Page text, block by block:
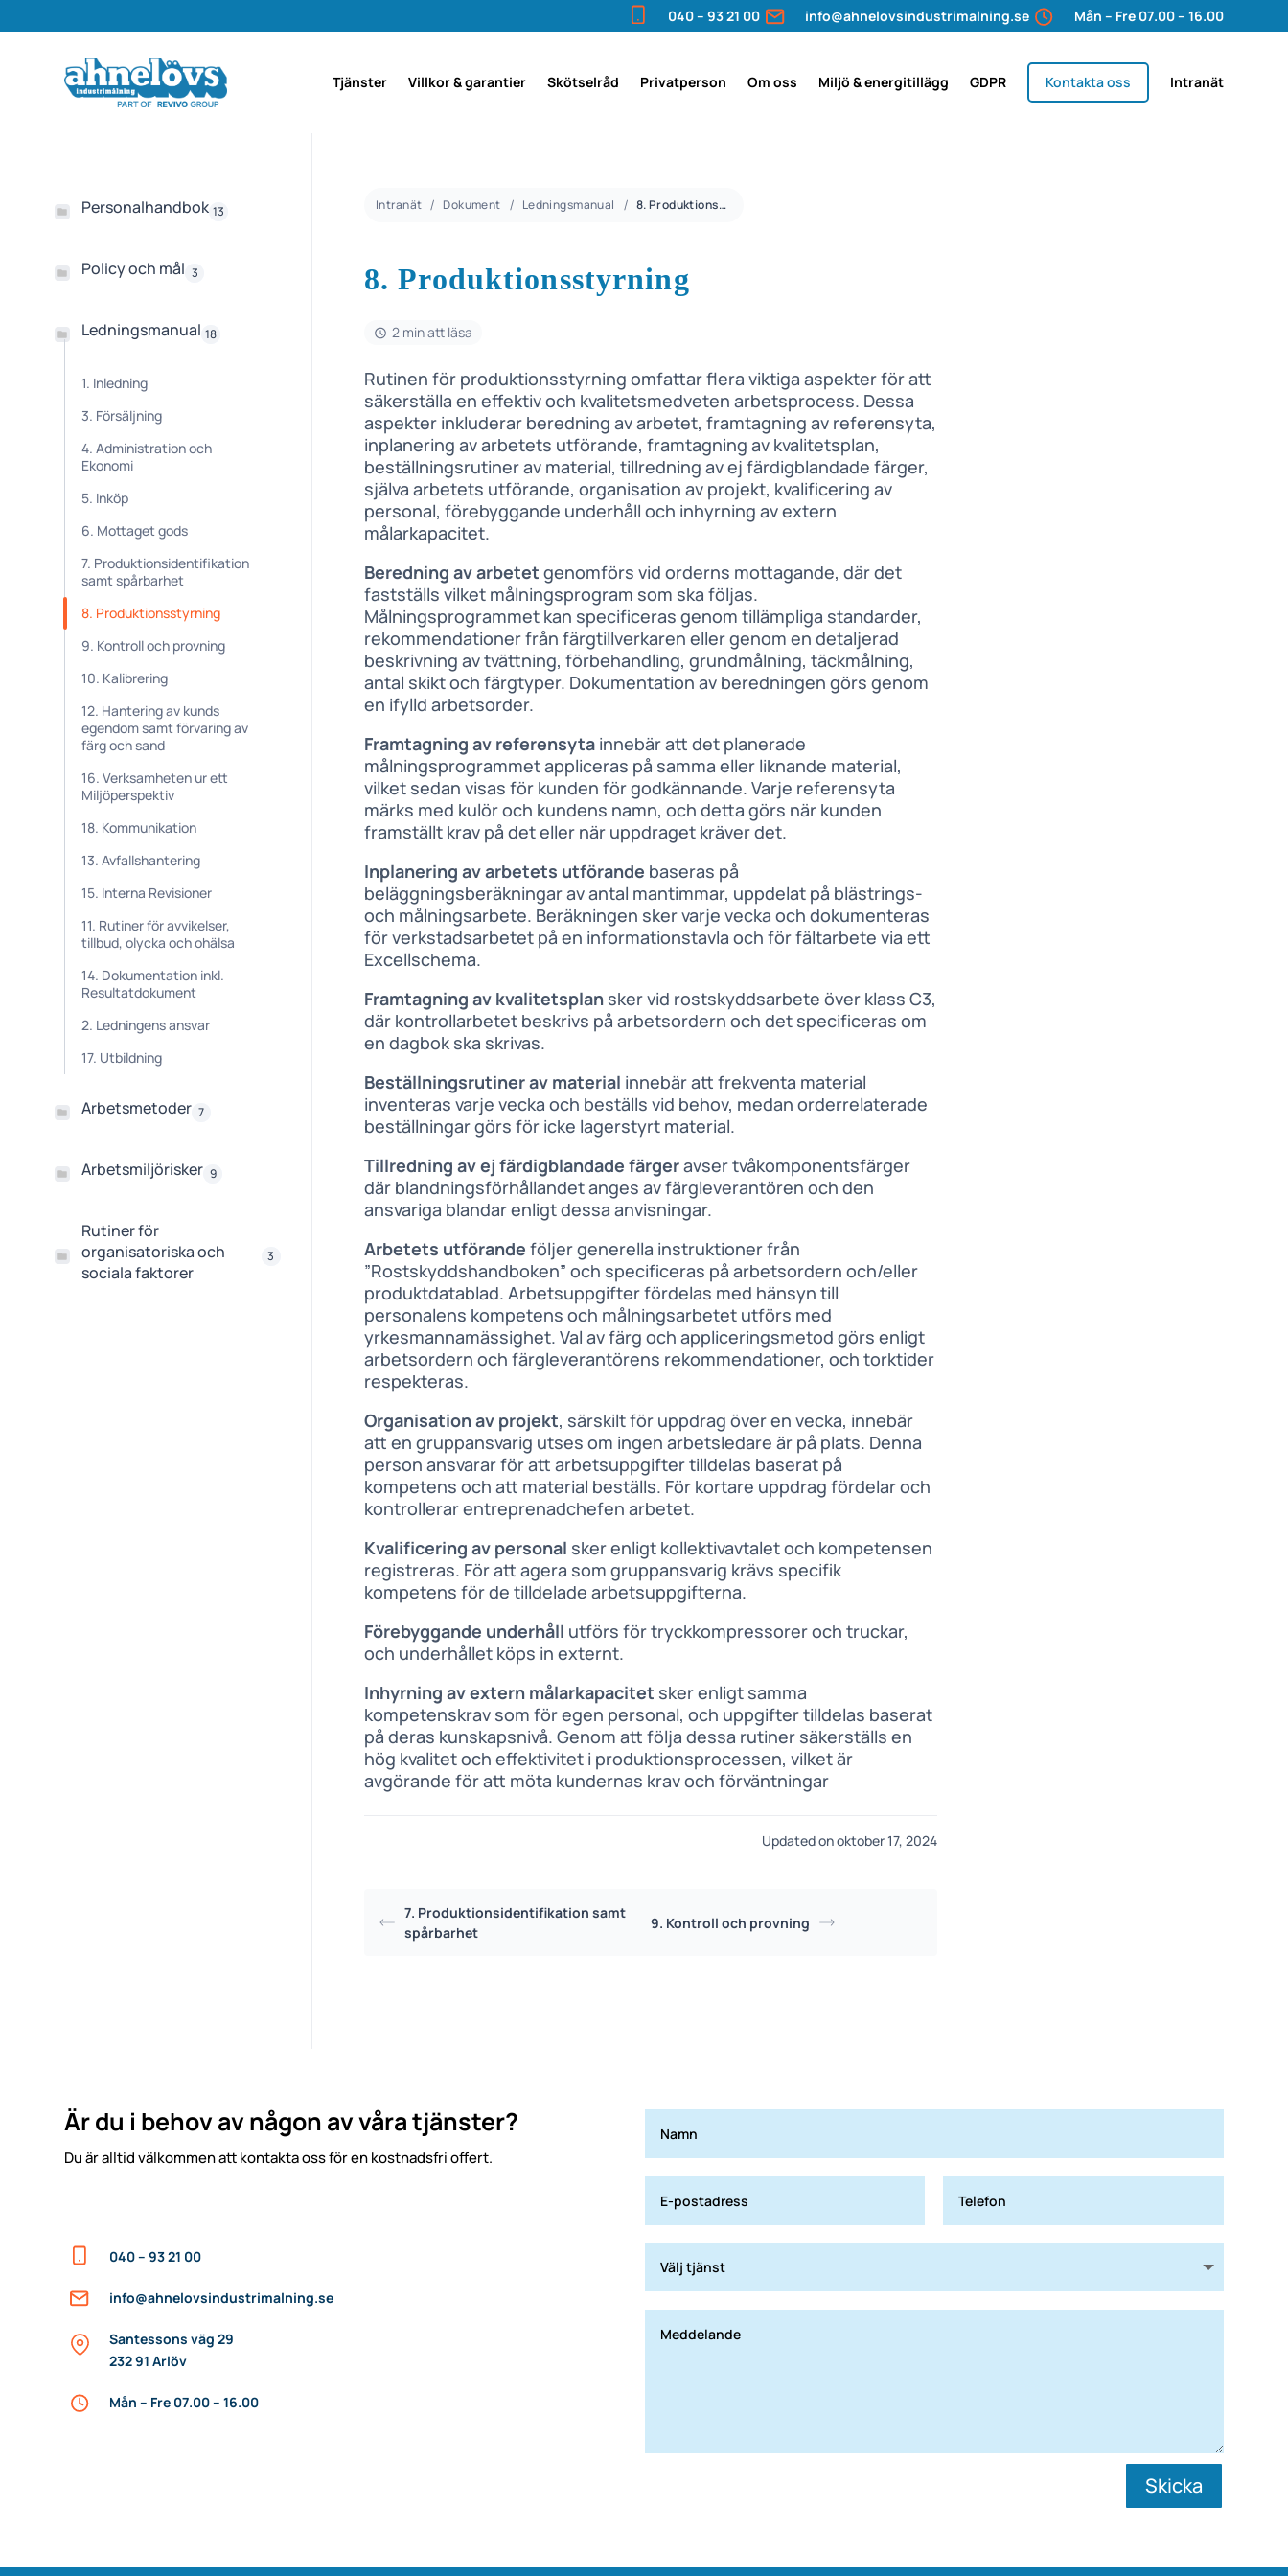
040 – 93 21 00 info@ahnelovsindustrimalning.se Mån – Fre 07.00 – 16.00
Tjänster Villkor & garantier Skötselråd Privatperson Om oss Miljö & energitillägg GDPR Kontakta oss Intranät
Personalhandbok 13
Policy och mål 3
Ledningsmanual 18
1. Inledning
3. Försäljning
4. Administration och
Ekonomi
5. Inköp
6. Mottaget gods
7. Produktionsidentifikation
samt spårbarhet
8. Produktionsstyrning
9. Kontroll och provning
10. Kalibrering
12. Hantering av kunds
egendom samt förvaring av
färg och sand
16. Verksamheten ur ett
Miljöperspektiv
18. Kommunikation
13. Avfallshantering
15. Interna Revisioner
11. Rutiner för avvikelser,
tillbud, olycka och ohälsa
14. Dokumentation inkl.
Resultatdokument
2. Ledningens ansvar
17. Utbildning
Arbetsmetoder 7
Arbetsmiljörisker 9
Rutiner för
organisatoriska och
sociala faktorer
3
Intranät Dokument Ledningsmanual 8. Produktionsstyrning
8. Produktionsstyrning
2 min att läsa
Rutinen för produktionsstyrning omfattar flera viktiga aspekter för att
säkerställa en effektiv och kvalitetsmedveten arbetsprocess. Dessa
aspekter inkluderar beredning av arbetet, framtagning av referensyta,
inplanering av arbetets utförande, framtagning av kvalitetsplan,
beställningsrutiner av material, tillredning av ej färdigblandade färger,
själva arbetets utförande, organisation av projekt, kvalificering av
personal, förebyggande underhåll och inhyrning av extern
målarkapacitet.
Beredning av arbetet genomförs vid orderns mottagande, där det
fastställs vilket målningsprogram som ska följas.
Målningsprogrammet kan specificeras genom tillämpliga standarder,
rekommendationer från färgtillverkaren eller genom en detaljerad
beskrivning av tvättning, förbehandling, grundmålning, täckmålning,
antal skikt och färgtyper. Dokumentation av beredningen görs genom
en ifylld arbetsorder.
Framtagning av referensytainnebär att det planerade
målningsprogrammet appliceras på samma eller liknande material,
vilket sedan visas för kunden för godkännande. Varje referensyta
märks med kulör och kundens namn, och detta görs när kunden
framställt krav på det eller när uppdraget kräver det.
Inplanering av arbetets utförande baseras på
beläggningsberäkningar av antal mantimmar, uppdelat på blästrings-
och målningsarbete. Beräkningen sker varje vecka och dokumenteras
för verkstadsarbetet på en informationstavla och för fältarbete via ett
Excellschema.
Framtagning av kvalitetsplansker vid rostskyddsarbete över klass C3,
där kontrollarbetet beskrivs på arbetsordern och det specificeras om
en dagbok ska skrivas.
Beställningsrutiner av material innebär att frekventa material
inventeras varje vecka och beställs vid behov, medan orderrelaterade
beställningar görs för icke lagerstyrt material.
Tillredning av ej färdigblandade färgeravser tvåkomponentsfärger
där blandningsförhållandet anges av färgleverantören och den
ansvariga blandar enligt dessa anvisningar.
Arbetets utförande följer generella instruktioner från
”Rostskyddshandboken” och specificeras på arbetsordern och/eller
produktdatablad. Arbetsuppgifter fördelas med hänsyn till
personalens kompetens och målningsarbetet utförs med
yrkesmannamässighet. Val av färg och appliceringsmetod görs enligt
arbetsordern och färgleverantörens rekommendationer, och torktider
respekteras.
Organisation av projekt, särskilt för uppdrag över en vecka, innebär
att en gruppansvarig utses om ingen arbetsledare är på plats. Denna
person ansvarar för att arbetsuppgifter tilldelas baserat på
kompetens och att material beställs. För kortare uppdrag fördelar och
kontrollerar entreprenadchefen arbetet.
Kvalificering av personal sker enligt kollektivavtalet och kompetensen
registreras. För att agera som gruppansvarig krävs specifik
kompetens för de tilldelade arbetsuppgifterna.
Förebyggande underhåll utförs för tryckkompressorer och truckar,
och underhållet köps in externt.
Inhyrning av extern målarkapacitet sker enligt samma
kompetenskrav som för egen personal, och uppgifter tilldelas baserat
på deras kunskapsnivå. Genom att följa dessa rutiner säkerställs en
hög kvalitet och effektivitet i produktionsprocessen, vilket är
avgörande för att möta kundernas krav och förväntningar
Updated on oktober 17, 2024
7. Produktionsidentifikation samt
spårbarhet
9. Kontroll och provning
Är du i behov av någon av våra tjänster?
Du är alltid välkommen att kontakta oss för en kostnadsfri offert.
040 – 93 21 00
info@ahnelovsindustrimalning.se
Santessons väg 29
232 91 Arlöv
Mån – Fre 07.00 – 16.00
Skicka